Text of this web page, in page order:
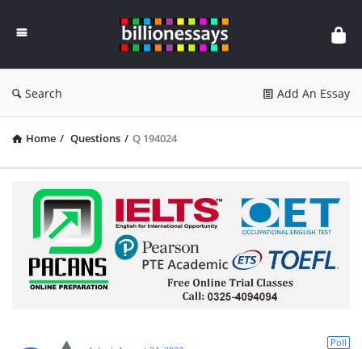
Essays
Search Add An Essay
Home / Questions / Q 194024
Poll